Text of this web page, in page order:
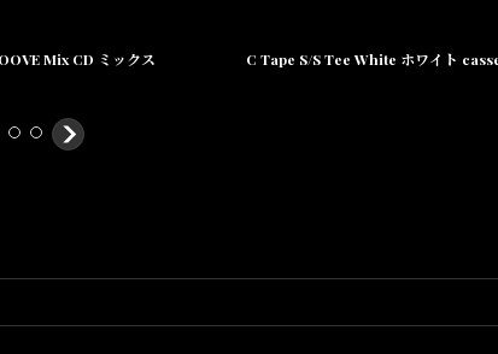
頂きます様宜しくお願い申し上げます。
Mix CD ミックス C Tape S/S Tee White ホワイト